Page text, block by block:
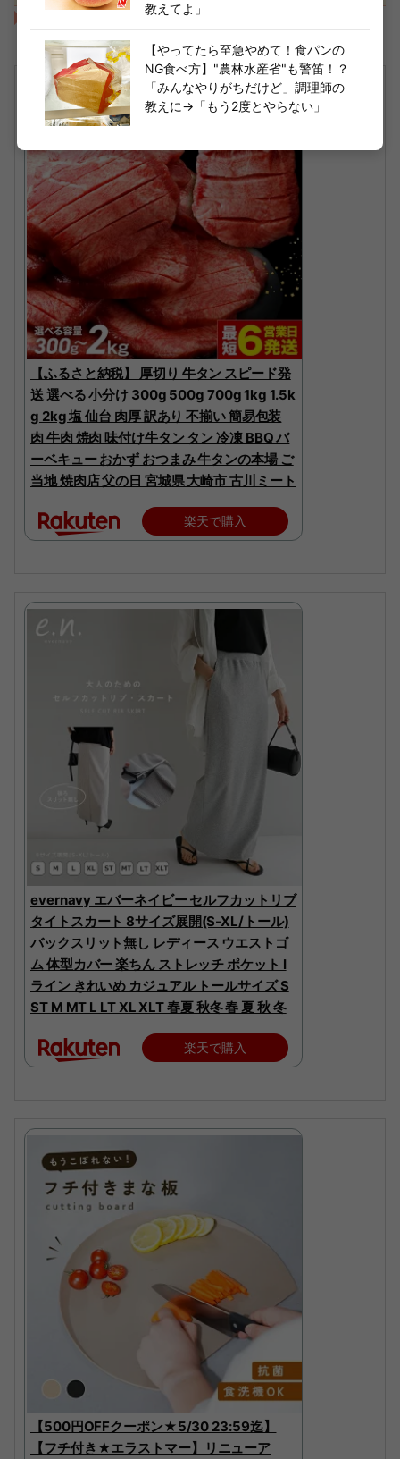
合衆国はアメリカだけじゃない？世界に2つの意外な国名と
「日本」の由来雑学
【ふるさと納税】 厚切り 牛タン スピード発
送 選べる 小分け 300g 500g 700g 1kg 1.5k
g 2kg 塩 仙台 肉厚 訳あり 不揃い 簡易包装
肉 牛肉 焼肉 味付け牛タン タン 冷凍 BBQ バ
ーベキュー おかず おつまみ 牛タンの本場 ご
当地 焼肉店 父の日 宮城県 大崎市 古川ミート
楽天で購入
evernavy エバーネイビー セルフカットリブ
タイトスカート 8サイズ展開(S-XL/トール)
バックスリット無し レディース ウエストゴ
ム 体型カバー 楽ちん ストレッチ ポケット I
ライン きれいめ カジュアル トールサイズ S
ST M MT L LT XL XLT 春夏 秋冬 春 夏 秋 冬
楽天で購入
【500円OFFクーポン★5/30 23:59迄】
【フチ付き★エラストマー】リニューア
教えてよ」
【やってたら至急やめて！食パンの
NG食べ方】"農林水産省"も警笛！？
「みんなやりがちだけど」調理師の
教えに→「もう2度とやらない」